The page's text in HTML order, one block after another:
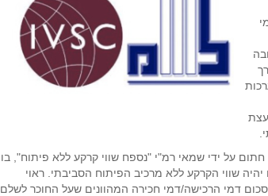
מועצת
על ידי שמאי רמ"י "נספח שווי קרקע ללא פיתוח", בו
שווי הקרקע ללא מרכיב הפיתוח הסביבתי. ראוי
דמי הרכישה/דמי חכירה המהוונים שעל החוכר לשלם,